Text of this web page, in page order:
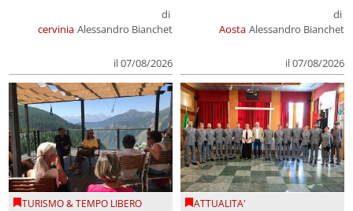
cervinia
di
Alessandro Bianchet
il 07/08/2026
Aosta
di
Alessandro Bianchet
il 07/08/2026
TURISMO & TEMPO LIBERO ATTUALITA'